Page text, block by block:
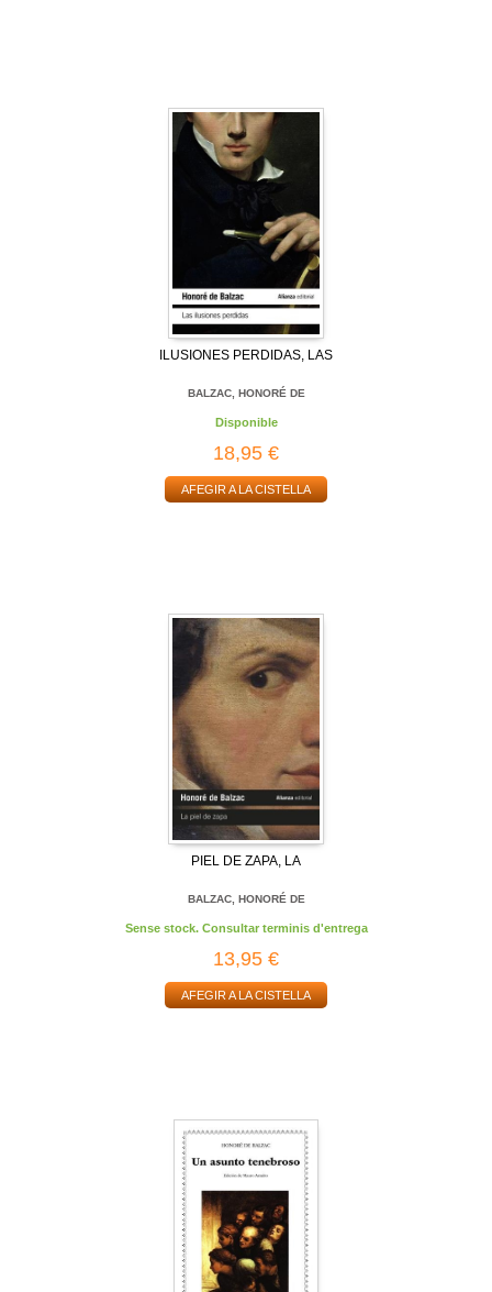
ILUSIONES PERDIDAS, LAS
BALZAC, HONORÉ DE
Disponible
18,95 €
AFEGIR A LA CISTELLA
PIEL DE ZAPA, LA
BALZAC, HONORÉ DE
Sense stock. Consultar terminis d'entrega
13,95 €
AFEGIR A LA CISTELLA